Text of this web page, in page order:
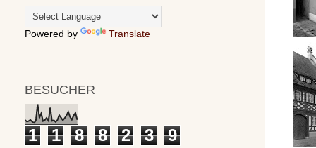
Powered by Translate
BESUCHER
1 1 8 8 2 3 9